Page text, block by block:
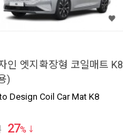
인 엣지확장형 코일매트 K8
)
Design Coil Car Mat K8
27%